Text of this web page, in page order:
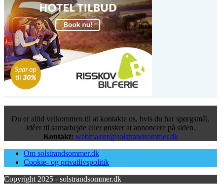
Du er altid velkommen til at kontakte os, hvis du har spørgsmål,
idéer til samarbejde eller ønsker at annoncere på siden.
Kontakt: webmaster@solstrandsommer.dk
Om solstrandsommer.dk
Cookie- og privatlivspolitik
Copyright 2025 - solstrandsommer.dk